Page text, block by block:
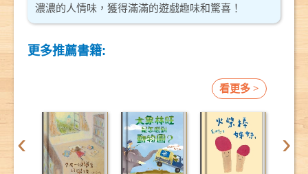
濃濃的人情味，獲得滿滿的遊戲趣味和驚喜！
更多推薦書籍:
看更多 >
‹ ›